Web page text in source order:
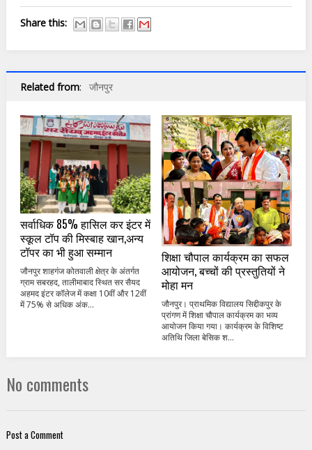
Share this:
Related from: जौनपुर
सर्वाधिक 85% हासिल कर इंटर में
स्कूल टॉप की मिस्बाह खान,अन्य
टॉपर का भी हुआ सम्मान
जौनपुर शाहगंज कोतवाली क्षेत्र के अंतर्गत
ग्राम सबरहद, तालीमाबाद स्थित सर सैयद
अहमद इंटर कॉलेज में कक्षा 10वीं और 12वीं
में 75% से अधिक अंक...
शिक्षा चौपाल कार्यक्रम का सफल
आयोजन, बच्चों की प्रस्तुतियों ने
मोहा मन
जौनपुर। प्राथमिक विद्यालय सिद्दीकपुर के
प्रांगण में शिक्षा चौपाल कार्यक्रम का भव्य
आयोजन किया गया। कार्यक्रम के विशिष्ट
अतिथि जिला बेसिक श...
No comments
Post a Comment